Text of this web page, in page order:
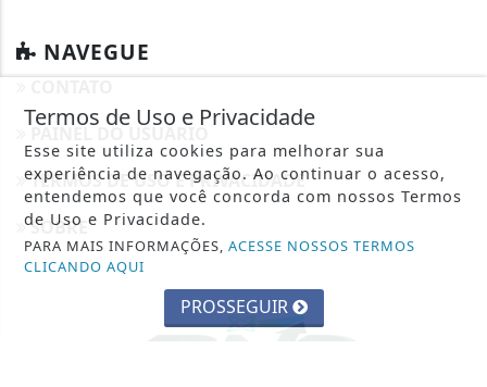
NAVEGUE
TERMOS DE USO E PRIVACIDADE
SOBRE
Termos de Uso e Privacidade
Esse site utiliza cookies para melhorar sua
experiência de navegação. Ao continuar o acesso,
entendemos que você concorda com nossos Termos
de Uso e Privacidade.
PARA MAIS INFORMAÇÕES,ACESSE NOSSOS TERMOS
CLICANDO AQUI
PROSSEGUIR